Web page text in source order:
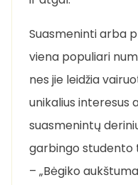
Suasmeninti arba
viena populiari
nes jie leidžia
unikalius interesus
suasmenintų
garbingo studento
– „Bėgiko